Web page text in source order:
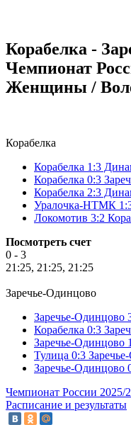
Корабелка -
Чемпионат
Женщины /
Корабелка
Корабелка 1:3
Корабелка 0:3
Корабелка 2:3
Уралочка-НТМК
Локомотив 3:2
Посмотреть счет
0 - 3
21:25, 21:25, 21:25
Заречье-Одинцово
Заречье-
Корабелка 0:3
Заречье-Одинцово
Тулица 0:3
Заречье-Одинцово
Чемпионат России
Расписание и результаты